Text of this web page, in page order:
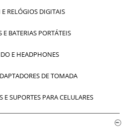
RELÓGIOS DIGITAIS
E BATERIAS PORTÁTEIS
E HEADPHONES
DE TOMADA
E SUPORTES PARA CELULARES